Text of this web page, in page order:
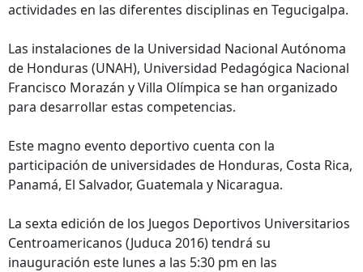
actividades en las diferentes disciplinas en Tegucigalpa.
Las instalaciones de la Universidad Nacional Autónoma
de Honduras (UNAH), Universidad Pedagógica Nacional
Francisco Morazán y Villa Olímpica se han organizado
para desarrollar estas competencias.
Este magno evento deportivo cuenta con la
participación de universidades de Honduras, Costa Rica,
Panamá, El Salvador, Guatemala y Nicaragua.
La sexta edición de los Juegos Deportivos Universitarios
Centroamericanos (Juduca 2016) tendrá su
inauguración este lunes a las 5:30 pm en las